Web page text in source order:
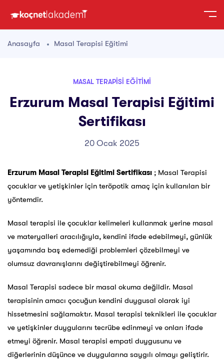
Anasayfa Masal Terapisi Eğitimi
MASAL TERAPISI EĞITIMI
Erzurum Masal Terapisi Eğitimi
Sertifikası
20 Ocak 2025
Erzurum Masal Terapisi Eğitimi Sertifikası ; Masal Terapisi
çocuklar ve yetişkinler için teröpotik amaç için kullanılan bir
yöntemdir.
Masal terapisi ile çocuklar kelimeleri kullanmak yerine masal
ve materyalleri aracılığıyla, kendini ifade edebilmeyi, günlük
yaşamında baş edemediği problemleri çözebilmeyi ve
olumsuz davranışlarını değiştirebilmeyi öğrenir.
Masal Terapisi sadece bir masal okuma değildir. Masal
terapisinin amacı çocuğun kendini duygusal olarak iyi
hissetmesini sağlamaktır. Masal terapisi teknikleri ile çocuklar
ve yetişkinler duygularını tecrübe edinmeyi ve onları ifade
etmeyi öğrenir. Masal terapisi empati duygusunu ve
diğerlerinin düşünce ve duygularına saygılı olmayı geliştirir.